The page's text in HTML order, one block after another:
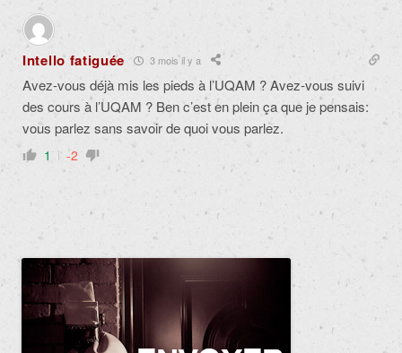
Intello fatiguée 3 mois il y a
Avez-vous déjà mis les pieds à l’UQAM ? Avez-vous suivi
des cours à l’UQAM ? Ben c’est en plein ça que je pensais:
vous parlez sans savoir de quoi vous parlez.
1 -2